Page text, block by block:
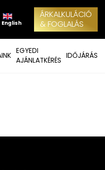
English
ÁRKALKULÁCIÓ
& FOGLALÁS
EGYEDI
AJÁNLATKÉRÉS
IDŐJÁRÁS